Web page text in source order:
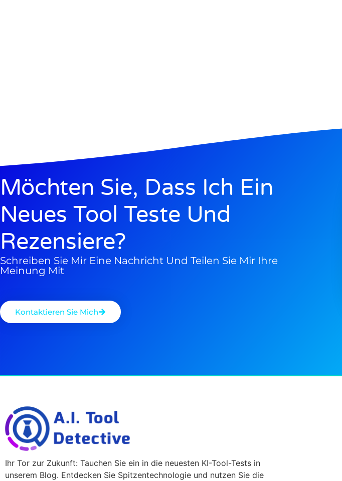
Möchten Sie, Dass Ich Ein
Neues Tool Teste Und
Rezensiere?
Schreiben Sie Mir Eine Nachricht Und Teilen Sie Mir Ihre
Meinung Mit
Kontaktieren Sie Mich
Ihr Tor zur Zukunft: Tauchen Sie ein in die neuesten KI-Tool-Tests in
unserem Blog. Entdecken Sie Spitzentechnologie und nutzen Sie die